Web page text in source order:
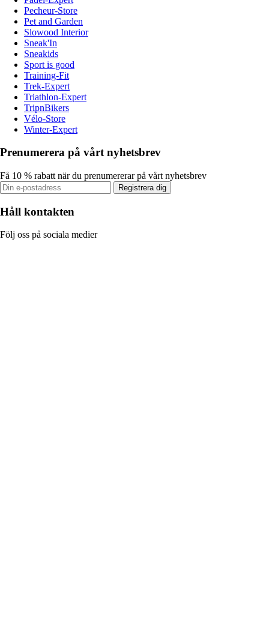
Pecheur-Store
Pet and Garden
Slowood Interior
Sneak'In
Sneakids
Sport is good
Training-Fit
Trek-Expert
Triathlon-Expert
TripnBikers
Vélo-Store
Winter-Expert
Prenumerera på vårt nyhetsbrev
Få 10 % rabatt när du prenumererar på vårt nyhetsbrev
Registrera dig
Håll kontakten
Följ oss på sociala medier